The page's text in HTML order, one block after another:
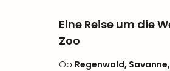
Eine Reise um die
Zoo
Ob Regenwald,